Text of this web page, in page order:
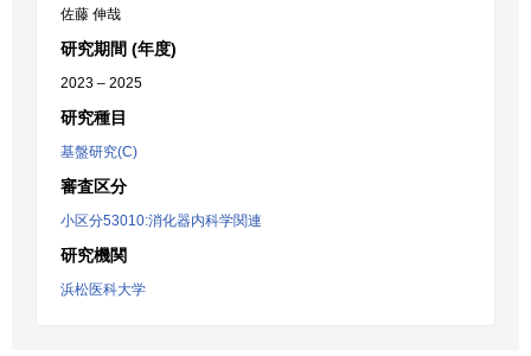
佐藤 伸哉
研究期間 (年度)
2023 – 2025
研究種目
基盤研究(C)
審査区分
小区分53010:消化器内科学関連
研究機関
浜松医科大学